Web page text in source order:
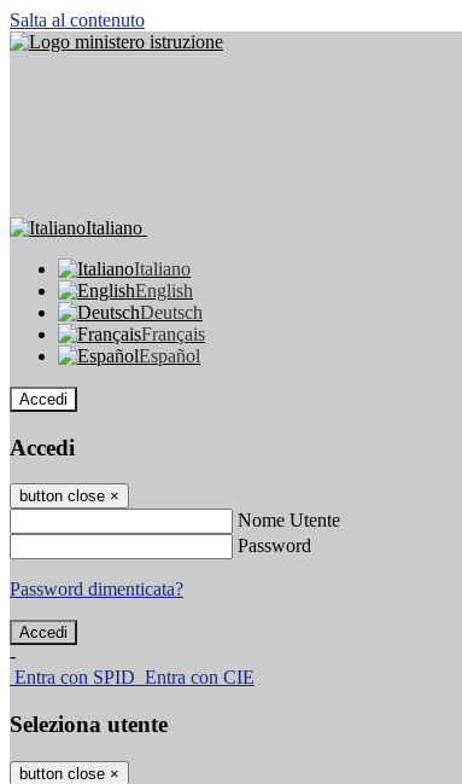
Salta al contenuto
Italiano
Italiano
English
Deutsch
Français
Español
Accedi
Accedi
button close ×
Nome Utente
Password
Password dimenticata?
-
Entra con SPID Entra con CIE
Seleziona utente
button close ×